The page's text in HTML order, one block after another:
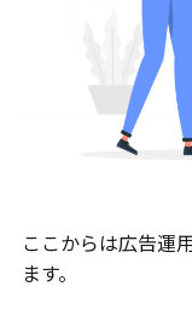
ここからは広告運
ます。